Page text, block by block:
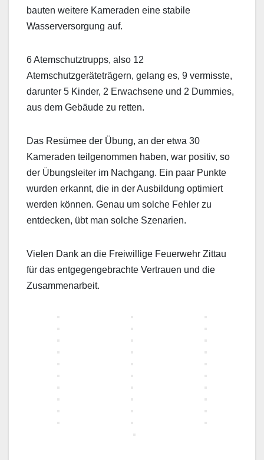
bauten weitere Kameraden eine stabile
Wasserversorgung auf.
6 Atemschutztrupps, also 12
Atemschutzgeräteträgern, gelang es, 9 vermisste,
darunter 5 Kinder, 2 Erwachsene und 2 Dummies,
aus dem Gebäude zu retten.
Das Resümee der Übung, an der etwa 30
Kameraden teilgenommen haben, war positiv, so
der Übungsleiter im Nachgang. Ein paar Punkte
wurden erkannt, die in der Ausbildung optimiert
werden können. Genau um solche Fehler zu
entdecken, übt man solche Szenarien.
Vielen Dank an die Freiwillige Feuerwehr Zittau
für das entgegengebrachte Vertrauen und die
Zusammenarbeit.